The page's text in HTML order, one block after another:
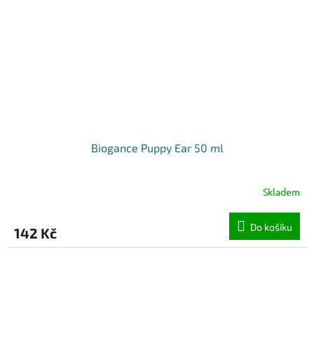
Biogance Puppy Ear 50 ml
Skladem
142 Kč Do košíku